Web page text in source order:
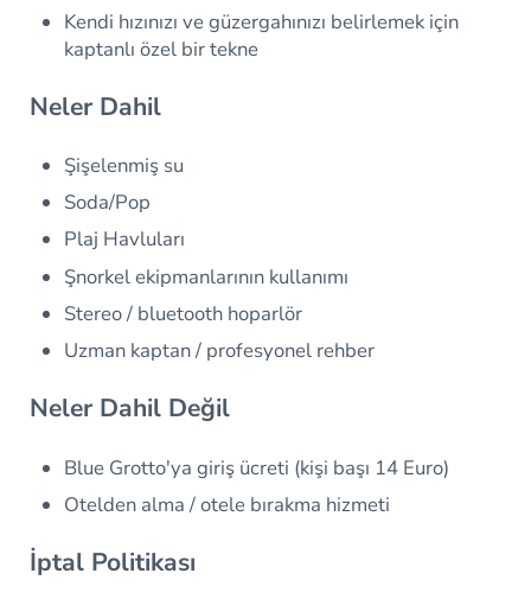
Kendi hızınızı ve güzergahınızı belirlemek için
kaptanlı özel bir tekne
Neler Dahil
Şişelenmiş su
Soda/Pop
Plaj Havluları
Şnorkel ekipmanlarının kullanımı
Stereo / bluetooth hoparlör
Uzman kaptan / profesyonel rehber
Neler Dahil Değil
Blue Grotto'ya giriş ücreti (kişi başı 14 Euro)
Otelden alma / otele bırakma hizmeti
İptal Politikası